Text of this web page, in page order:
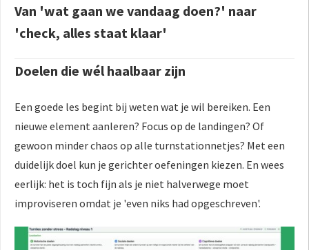
Van 'wat gaan we vandaag doen?' naar
'check, alles staat klaar'
Doelen die wél haalbaar zijn
Een goede les begint bij weten wat je wil bereiken. Een
nieuwe element aanleren? Focus op de landingen? Of
gewoon minder chaos op alle turnstationnetjes? Met een
duidelijk doel kun je gerichter oefeningen kiezen. En wees
eerlijk: het is toch fijn als je niet halverwege moet
improviseren omdat je 'even niks had opgeschreven'.